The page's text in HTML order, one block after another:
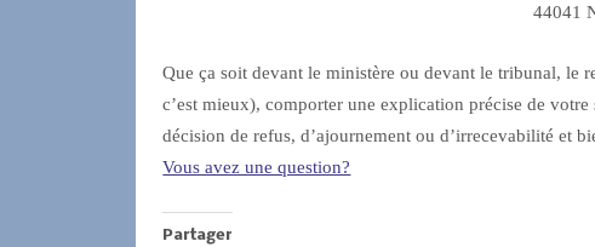
44041
Que ça soit devant le ministère ou devant le tribunal, le
c’est mieux), comporter une explication précise de
décision de refus, d’ajournement ou d’irrecevabilité et
Vous avez une question?
Partager